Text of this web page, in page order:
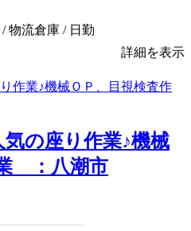
物流倉庫 / 日勤
詳細を表示
の座り作業♪機械
：八潮市